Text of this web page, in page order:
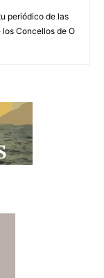
periódico de las
Concellos de O